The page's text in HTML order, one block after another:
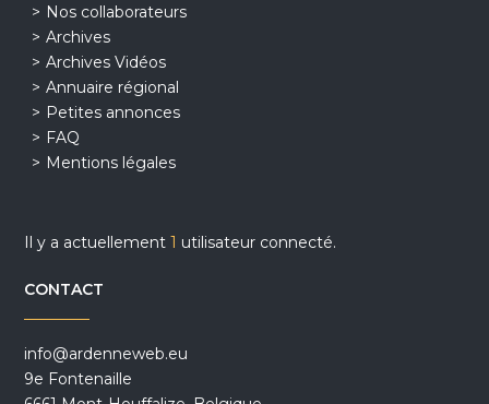
Nos collaborateurs
Archives
Archives Vidéos
Annuaire régional
Petites annonces
FAQ
Mentions légales
Il y a actuellement1 utilisateur connecté.
CONTACT
info@ardenneweb.eu
9e Fontenaille